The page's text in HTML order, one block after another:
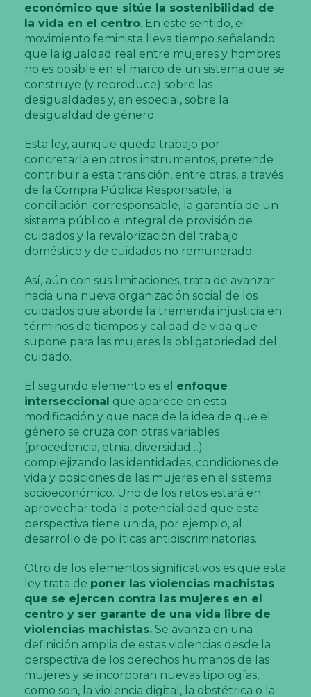
económico que sitúe la sostenibilidad de
la vida en el centro. En este sentido, el
movimiento feminista lleva tiempo señalando
que la igualdad real entre mujeres y hombres
no es posible en el marco de un sistema que se
construye (y reproduce) sobre las
desigualdades y, en especial, sobre la
desigualdad de género.
Esta ley, aunque queda trabajo por
concretarla en otros instrumentos, pretende
contribuir a esta transición, entre otras, a través
de la Compra Pública Responsable, la
conciliación-corresponsable, la garantía de un
sistema público e integral de provisión de
cuidados y la revalorización del trabajo
doméstico y de cuidados no remunerado.
Así, aún con sus limitaciones, trata de avanzar
hacia una nueva organización social de los
cuidados que aborde la tremenda injusticia en
términos de tiempos y calidad de vida que
supone para las mujeres la obligatoriedad del
cuidado.
El segundo elemento es el enfoque
interseccional que aparece en esta
modificación y que nace de la idea de que el
género se cruza con otras variables
(procedencia, etnia, diversidad…)
complejizando las identidades, condiciones de
vida y posiciones de las mujeres en el sistema
socioeconómico. Uno de los retos estará en
aprovechar toda la potencialidad que esta
perspectiva tiene unida, por ejemplo, al
desarrollo de políticas antidiscriminatorias.
Otro de los elementos significativos es que esta
ley trata de poner las violencias machistas
que se ejercen contra las mujeres en el
centro y ser garante de una vida libre de
violencias machistas.Se avanza en una
definición amplia de estas violencias desde la
perspectiva de los derechos humanos de las
mujeres y se incorporan nuevas tipologías,
como son, la violencia digital, la obstétrica o la